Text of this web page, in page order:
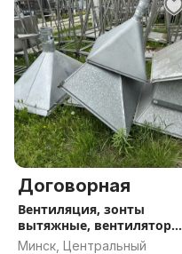
Договорная
Вентиляция, зонты
вытяжные, вентиляторы.
Гарантия. Доставка.
Минск, Центральный